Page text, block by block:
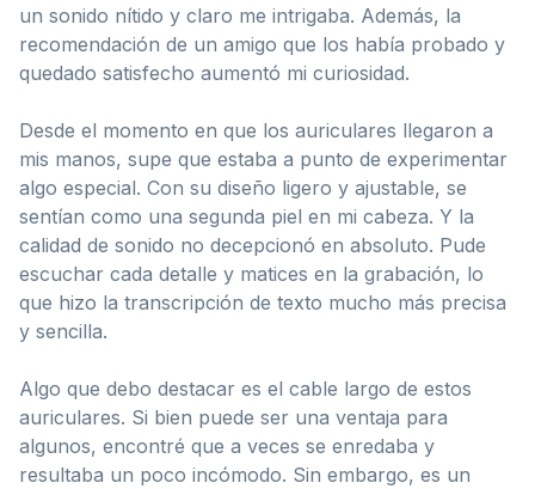
un sonido nítido y claro me intrigaba. Además, la
recomendación de un amigo que los había probado y
quedado satisfecho aumentó mi curiosidad.
Desde el momento en que los auriculares llegaron a
mis manos, supe que estaba a punto de experimentar
algo especial. Con su diseño ligero y ajustable, se
sentían como una segunda piel en mi cabeza. Y la
calidad de sonido no decepcionó en absoluto. Pude
escuchar cada detalle y matices en la grabación, lo
que hizo la transcripción de texto mucho más precisa
y sencilla.
Algo que debo destacar es el cable largo de estos
auriculares. Si bien puede ser una ventaja para
algunos, encontré que a veces se enredaba y
resultaba un poco incómodo. Sin embargo, es un